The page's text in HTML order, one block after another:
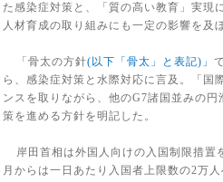
た感染症対策と、「質の高い教育」実現
人材育成の取り組みにも一定の影響を及
「骨太の方針( 以下「骨太」と表記) 」
ら、感染症対策と水際対応に言及。「国
ンスを取りながら、他のG7諸国並みの円
策を進める方針を明記した。
岸田首相は外国人向けの入国制限措置
月からは一日あたり入国者上限数の2万